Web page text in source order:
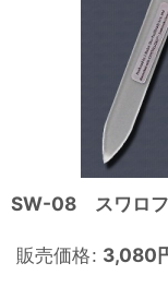
SW-08 スワロフ
販売価格: 3,080